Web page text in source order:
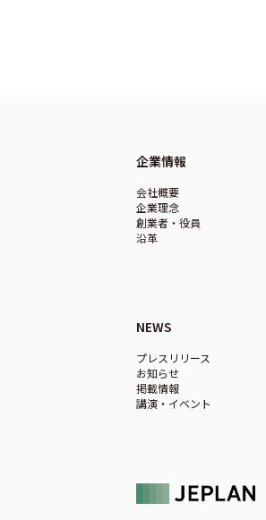
企業情報
会社概要
企業理念
創業者・役員
沿革
NEWS
プレスリリース
お知らせ
掲載情報
講演・イベント